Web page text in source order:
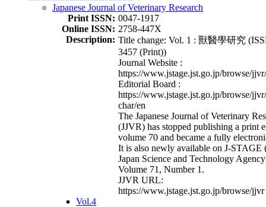
Japanese Journal of Veterinary Research
Print ISSN: 0047-1917
Online ISSN: 2758-447X
Description: Title change: Vol. 1 : 獸醫學研究
3457 (Print))
Journal Website :
https://www.jstage.jst.go.jp/browse/
Editorial Board :
https://www.jstage.jst.go.jp/browse/
char/en
The Japanese Journal of Veterinary
(JJVR) has stopped publishing a print
volume 70 and became a fully
It is also newly available on J-STAGE
Japan Science and Technology
Volume 71, Number 1.
JJVR URL:
https://www.jstage.jst.go.jp/browse/jjvr
Vol.4